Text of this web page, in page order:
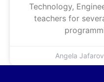
Technology,
teachers for
Angela